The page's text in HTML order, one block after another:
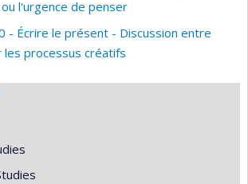
l'urgence de penser
- Écrire le présent - Discussion entre
les processus créatifs